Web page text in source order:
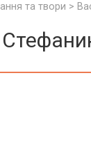
та твори >